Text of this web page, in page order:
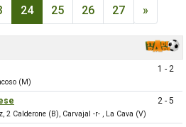
24 25 26 27 »
(M)
1 - 2
2 Calderone (B), Carvajal -r- , La Cava (V)
2 - 5